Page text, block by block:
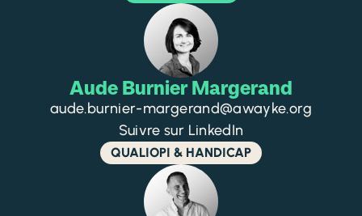
Aude Burnier Margerand
aude.burnier-margerand@awayke.org
Suivre sur LinkedIn
QUALIOPI & HANDICAP